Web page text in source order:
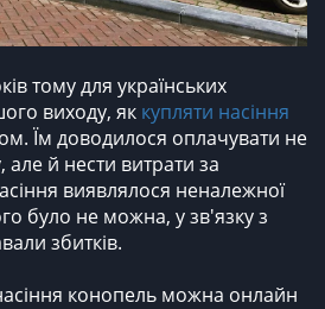
тому для українських
виходу, як купляти насіння
Їм доводилося оплачувати не
але й нести витрати за
виявлялося неналежної
було не можна, у зв'язку з
збитків.
конопель можна онлайн